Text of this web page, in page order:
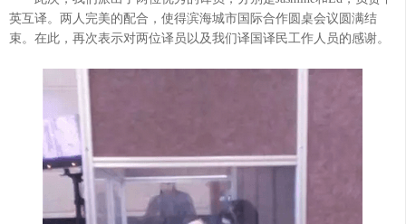
英互译。两人完美的配合，使得滨海城市国际合作圆桌会议圆满结
束。在此，再次表示对两位译员以及我们译国译民工作人员的感谢。